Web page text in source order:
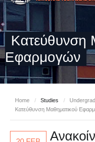
Κατεύθυνση
Εφαρμογών
Home / Studies /
Κατεύθυνση Μαθηματικού